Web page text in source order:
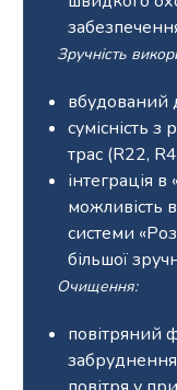
Зручність
вбудований
сумісність
трас (R22,
інтеграція
можливість
системи
більшої
Очищення:
повітряний